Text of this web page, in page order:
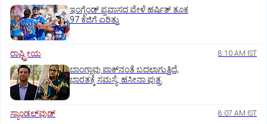
ಇಂಗ್ಲೆಂಡ್‌ ಪ್ರವಾಸದ ವೇಳೆ ಹರ್ಷಿತ್‌ ತೂಕ
97 ಕೆಜಿಗೆ ಏರಿತ್ತು
ರಾಷ್ಟ್ರೀಯ 8:10 AM IST
ಬಾಂಗ್ಲಾವು ಪಾಕ್‌ನಂತೆ ಬದಲಾಗುತ್ತಿದೆ,
ಭಾರತಕ್ಕೆ ಸಮಸ್ಯೆ: ಹಸೀನಾ ಪುತ್ರ
ಸ್ಯಾಂಡಲ್‌ವುಡ್‌ 8:07 AM IST